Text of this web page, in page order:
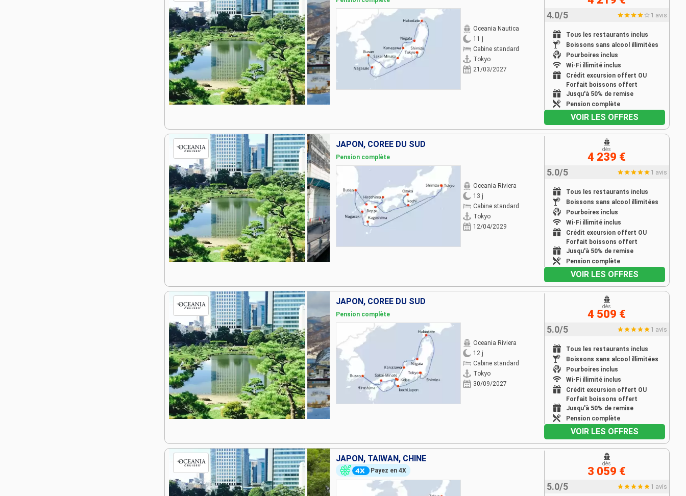
Oceania Nautica
11 j
Cabine standard
Tokyo
21/03/2027
4.0/5 1 avis
Tous les restaurants inclus
Boissons sans alcool illimitées
Pourboires inclus
Wi-Fi illimité inclus
Crédit excursion offert OU
Forfait boissons offert
Jusqu'à 50% de remise
Pension complète
VOIR LES OFFRES
JAPON, CORÉE DU SUD
Pension complète
Oceania Riviera
13 j
Cabine standard
Tokyo
12/04/2029
5.0/5 1 avis
Tous les restaurants inclus
Boissons sans alcool illimitées
Pourboires inclus
Wi-Fi illimité inclus
Crédit excursion offert OU
Forfait boissons offert
Jusqu'à 50% de remise
Pension complète
dès
4 239 €
VOIR LES OFFRES
JAPON, CORÉE DU SUD
Pension complète
Oceania Riviera
12 j
Cabine standard
Tokyo
30/09/2027
5.0/5 1 avis
Tous les restaurants inclus
Boissons sans alcool illimitées
Pourboires inclus
Wi-Fi illimité inclus
Crédit excursion offert OU
Forfait boissons offert
Jusqu'à 50% de remise
Pension complète
dès
4 509 €
VOIR LES OFFRES
JAPON, TAÏWAN, CHINE
Payez en 4X
5.0/5 1 avis
dès
3 059 €